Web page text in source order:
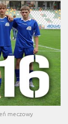
meczowy